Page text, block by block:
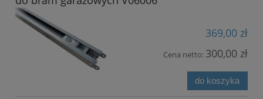
369,00 zł
Cena netto: 300,00 zł
do koszyka